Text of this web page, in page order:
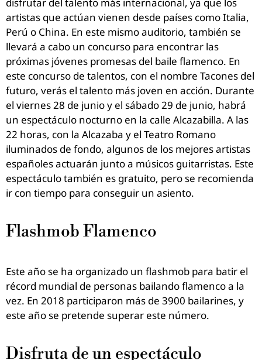
artistas que actúan vienen desde países como Italia,
Perú o China. En este mismo auditorio, también se
llevará a cabo un concurso para encontrar las
próximas jóvenes promesas del baile flamenco. En
este concurso de talentos, con el nombre Tacones del
futuro, verás el talento más joven en acción. Durante
el viernes 28 de junio y el sábado 29 de junio, habrá
un espectáculo nocturno en la calle Alcazabilla. A las
22 horas, con la Alcazaba y el Teatro Romano
iluminados de fondo, algunos de los mejores artistas
españoles actuarán junto a músicos guitarristas. Este
espectáculo también es gratuito, pero se recomienda
ir con tiempo para conseguir un asiento.
Flashmob Flamenco
Este año se ha organizado un flashmob para batir el
récord mundial de personas bailando flamenco a la
vez. En 2018 participaron más de 3900 bailarines, y
este año se pretende superar este número.
Disfruta de un espectáculo